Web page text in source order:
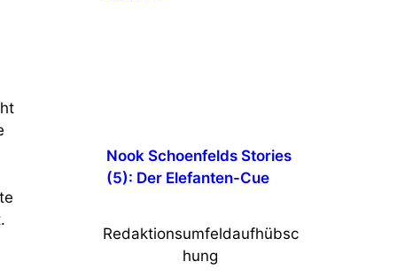
Nook Schoenfelds Stories
(5): Der Elefanten-Cue
Redaktionsumfeldaufhübsc
hung